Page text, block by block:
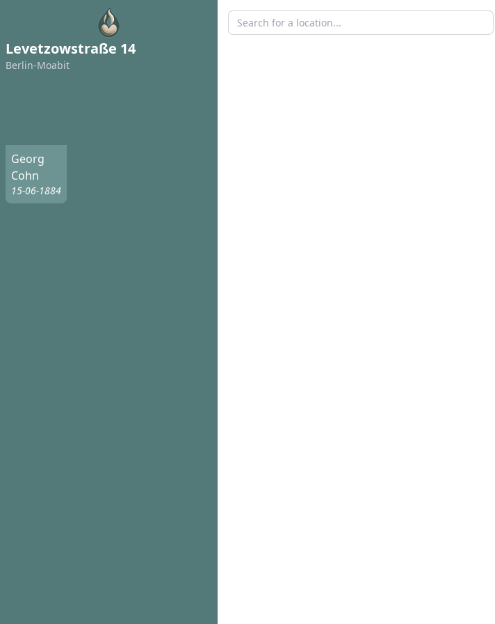
Levetzowstraße 14
Berlin-Moabit
Georg
Cohn
15-06-1884